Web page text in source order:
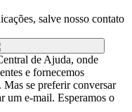
salve nosso contato
de Ajuda, onde
e fornecemos
Mas se preferir conversar
um e-mail. Esperamos o